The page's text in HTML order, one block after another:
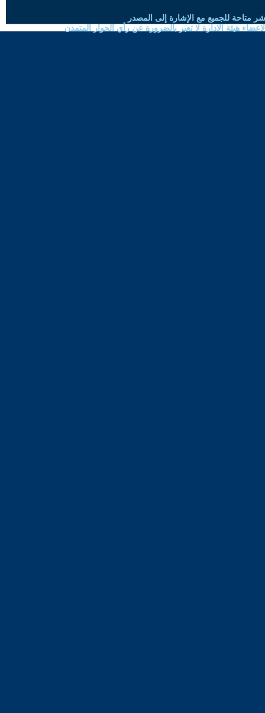
متاحة للجميع مع الإشارة إلى المصدر
هيئة الادارة لا تعبر بالضرورة عن رأي الحوار المتمدن